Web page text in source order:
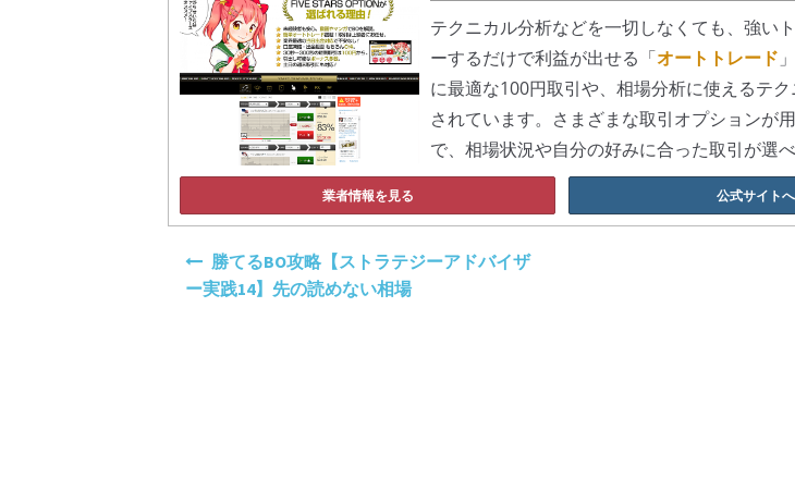
テクニカル分析などを一切しなくても、強い
ーするだけで利益が出せる「オートトレード
に最適な100円取引や、相場分析に使えるテ
されています。さまざまな取引オプションが
で、相場状況や自分の好みに合った取引が選べ
業者情報を見る 公式サイトへ
投
稿
勝てるBO攻略【ストラテジーアドバイザ
ー実践14】先の読めない相場